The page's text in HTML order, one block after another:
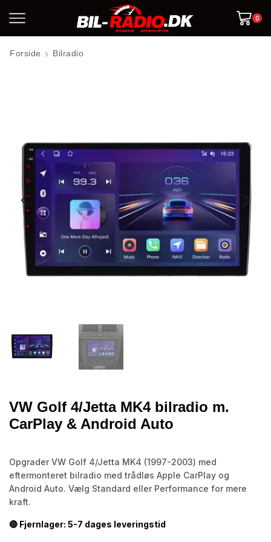
0
Forside Bilradio
VW Golf 4/Jetta MK4 bilradio m.
CarPlay & Android Auto
Opgrader VW Golf 4/Jetta MK4 (1997-2003) med
eftermonteret bilradio med trådløs Apple CarPlay og
Android Auto. Vælg Standard eller Performance for mere
kraft.
🔴 Fjernlager: 5-7 dages leveringstid